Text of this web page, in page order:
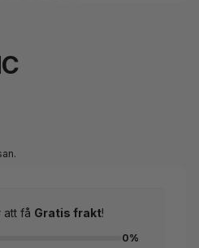
att få Gratis frakt!
0%